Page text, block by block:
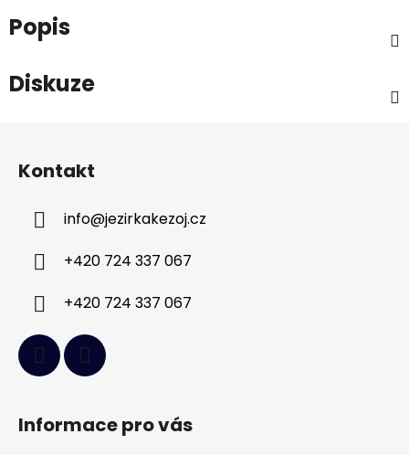
Popis
Diskuze
Kontakt
info@jezirkakezoj.cz
+420 724 337 067
+420 724 337 067
Informace pro vás